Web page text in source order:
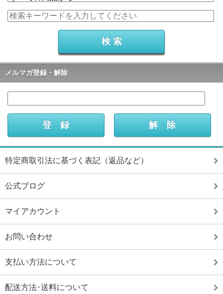
メルマガ登録・解除
特定商取引法に基づく表記（返品など）
公式ブログ
マイアカウント
お問い合わせ
支払い方法について
配送方法･送料について